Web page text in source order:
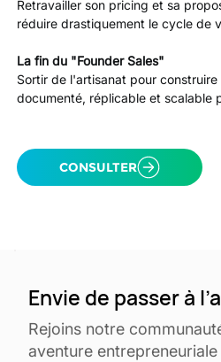
Retravailler son pricing et sa
réduire drastiquement le cycle de
La fin du "Founder Sales"
Sortir de l'artisanat pour
documenté, réplicable et scalable
CONSULTER
Envie de passer à
Rejoins notre
aventure entrepreneuriale